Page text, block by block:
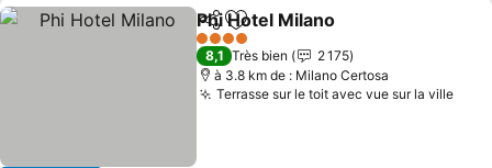
PartagerAjouter à mes favoris
Phi Hotel Milano
4 Étoiles
8,1 Très bien
2 175
à 3.8 km de : Milano Certosa
Terrasse sur le toit avec vue sur la ville